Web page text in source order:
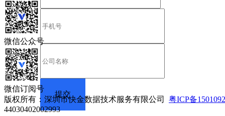
微信公众号
微信订阅号
版权所有：深圳市快金数据技术服务有限公司 粤ICP备
44030402002993